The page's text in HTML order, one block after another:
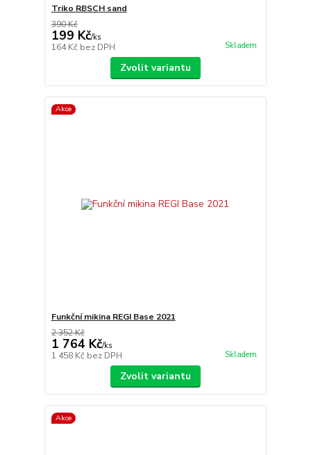
Triko RBSCH sand
390 Kč
199 Kč/ks
164 Kč bez DPH Skladem
Zvolit variantu
Akce
Funkční mikina REGI Base 2021
2 352 Kč
1 764 Kč/ks
1 458 Kč bez DPH Skladem
Zvolit variantu
Akce